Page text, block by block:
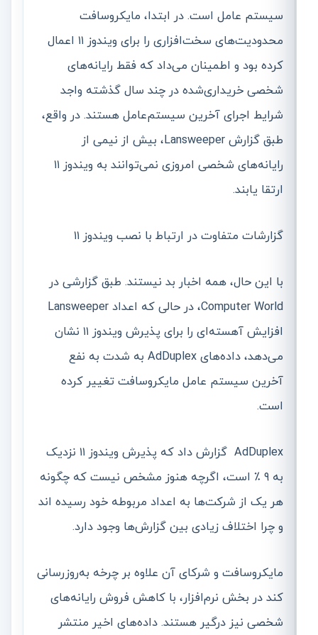
سیستم عامل است. در ابتدا، مایکروسافت
محدودیت‌های سخت‌افزاری را برای ویندوز ۱۱ اعمال
کرده بود و اطمینان می‌داد که فقط رایانه‌های
شخصی خریداری‌شده در چند سال گذشته واجد
شرایط اجرای آخرین سیستم‌عامل هستند. در واقع،
طبق گزارش Lansweeper، بیش از نیمی از
رایانه‌های شخصی امروزی نمی‌توانند به ویندوز ۱۱
ارتقا یابند.
گزارشات متفاوت در ارتباط با نصب ویندوز ۱۱
با این حال، همه اخبار بد نیستند. طبق گزارشی در
Computer World، در حالی که اعداد Lansweeper
افزایش آهسته‌ای را برای پذیرش ویندوز ۱۱ نشان
می‌دهد، داده‌های AdDuplex به شدت به نفع
آخرین سیستم عامل مایکروسافت تغییر کرده
است.
AdDuplex گزارش داد که پذیرش ویندوز ۱۱ نزدیک
به ۹ ٪ است، اگرچه هنوز مشخص نیست که چگونه
هر یک از شرکت‌ها به اعداد مربوطه خود رسیده اند
و چرا اختلاف زیادی بین گزارش‌ها وجود دارد.
مایکروسافت و شرکای آن علاوه بر چرخه به‌روزرسانی
کند در بخش نرم‌افزار، با کاهش فروش رایانه‌های
شخصی نیز درگیر هستند. داده‌های اخیر منتشر